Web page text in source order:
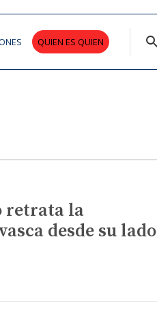
QUIEN ES QUIEN
retrata la
desde su lado